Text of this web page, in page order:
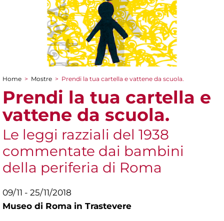
Tu sei qui
Home > Mostre > Prendi la tua cartella e vattene da scuola.
Prendi la tua cartella e
vattene da scuola.
Le leggi razziali del 1938
commentate dai bambini
della periferia di Roma
09/11 - 25/11/2018
Museo di Roma in Trastevere